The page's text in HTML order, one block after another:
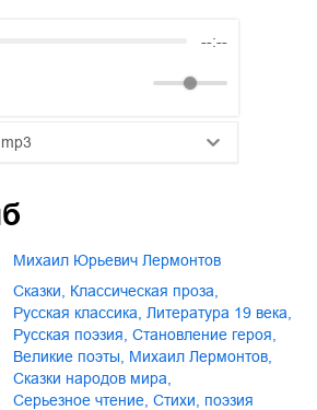
--:--
14:00
Михаил Юрьевич Лермонтов
сказки классическая проза
русская классика
литература 19 века
русская поэзия
становление героя
великие поэты
Михаил Лермонтов
сказки народов мира
серьезное чтение
cтихи, поэзия